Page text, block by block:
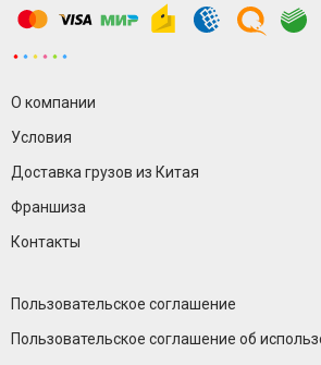
О компании
Условия
Доставка грузов из Китая
Франшиза
Контакты
Пользовательское соглашение
Пользовательское соглашение об